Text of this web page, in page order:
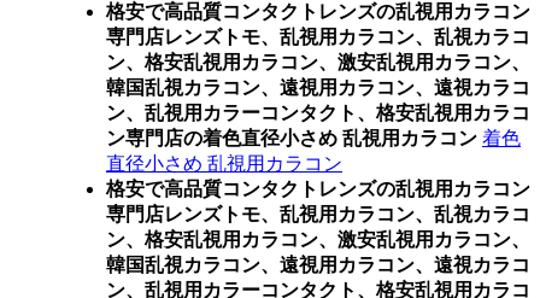
格安で高品質コンタクトレンズの乱視用カラコン
専門店レンズトモ、乱視用カラコン、乱視カラコ
ン、格安乱視用カラコン、激安乱視用カラコン、
韓国乱視カラコン、遠視用カラコン、遠視カラコ
ン、乱視用カラーコンタクト、格安乱視用カラコ
ン専門店の着色直径小さめ 乱視用カラコン 着色
直径小さめ 乱視用カラコン
格安で高品質コンタクトレンズの乱視用カラコン
専門店レンズトモ、乱視用カラコン、乱視カラコ
ン、格安乱視用カラコン、激安乱視用カラコン、
韓国乱視カラコン、遠視用カラコン、遠視カラコ
ン、乱視用カラーコンタクト、格安乱視用カラコ